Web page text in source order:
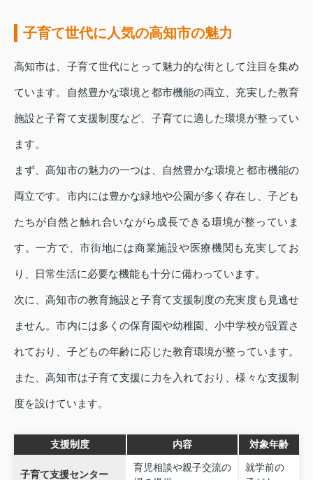
子育て世代に人気の高知市の魅力
高知市は、子育て世代にとって魅力的な街として注目を集め
ています。自然豊かな環境と都市機能の両立、充実した教育
施設と子育て支援制度など、子育てに適した環境が整ってい
ます。
まず、高知市の魅力の一つは、自然豊かな環境と都市機能の
両立です。市内には豊かな緑地や公園が多く存在し、子ども
たちが自然と触れ合いながら成長できる環境が整っていま
す。一方で、市街地には商業施設や医療機関も充実してお
り、日常生活に必要な機能も十分に備わっています。
次に、高知市の教育施設と子育て支援制度の充実度も見逃せ
ません。市内には多くの保育園や幼稚園、小中学校が設置さ
れており、子どもの年齢に応じた教育環境が整っています。
また、高知市は子育て支援に力を入れており、様々な支援制
度を設けています。
支援制度 内容 対象年齢
子育て支援センター
育児相談や親子交流の
就学前の